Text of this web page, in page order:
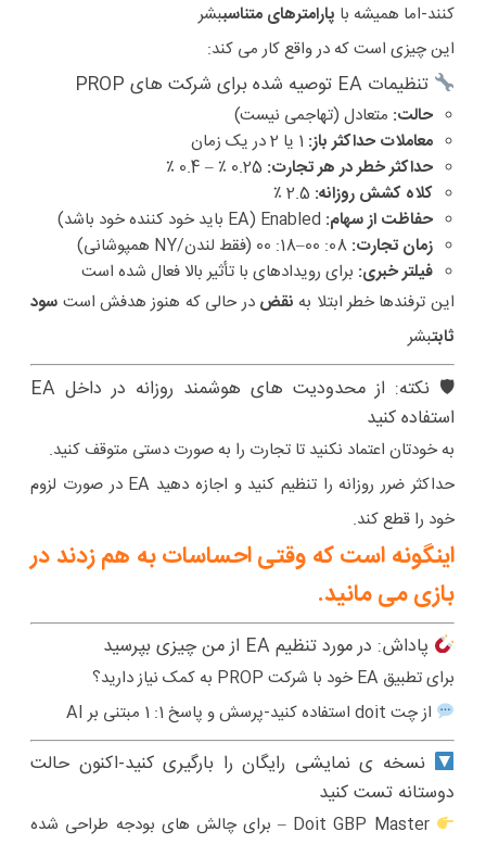
کنند-اما همیشه با پارامترهای متناسببشر
این چیزی است که در واقع کار می کند:
تنظیمات EA توصیه شده برای شرکت های PROP
حالت: متعادل (تهاجمی نیست)
معاملات حداکثر باز:
حداکثر خطر در هر تجارت:
کلاه کشش روزانه:
حفاظت از سهام:
زمان تجارت: 08: 00–18: 00 (فقط لندن/NY همپوشانی)
فیلتر خبری: برای رویدادهای با تأثیر بالا فعال شده است
این ترفندها خطر ابتلا به نقض در حالی که هنوز هدفش است سود
ثابتبشر
🛡 نکته: از محدودیت های هوشمند روزانه در داخل EA
استفاده کنید
به خودتان اعتماد نکنید تا تجارت را به صورت دستی متوقف کنید.
حداکثر ضرر روزانه را تنظیم کنید و اجازه دهید EA در صورت لزوم
خود را قطع کند.
اینگونه است که وقتی احساسات به هم زدند در
بازی می مانید.
پاداش: در مورد تنظیم EA از من چیزی بپرسید
برای تطبیق EA خود با شرکت PROP به کمک نیاز دارید؟
از چت doit استفاده کنید-پرسش و پاسخ 1: 1 مبتنی بر AI
نسخه ی نمایشی رایگان را بارگیری کنید-اکنون حالت
دوستانه تست کنید
Doit GBP Master – برای چالش های بودجه طراحی شده